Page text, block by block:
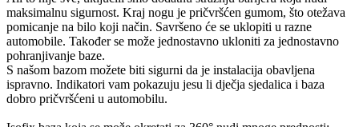
maksimalnu sigurnost. Kraj nogu je pričvršćen gumom, što otežava
pomicanje na bilo koji način. Savršeno će se uklopiti u razne
automobile. Također se može jednostavno ukloniti za jednostavno
pohranjivanje baze.
S našom bazom možete biti sigurni da je instalacija obavljena
ispravno. Indikatori vam pokazuju jesu li dječja sjedalica i baza
dobro pričvršćeni u automobilu.